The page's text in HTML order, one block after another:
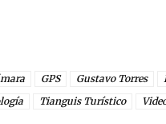
GPS Gustavo Torres
Tianguis Turístico